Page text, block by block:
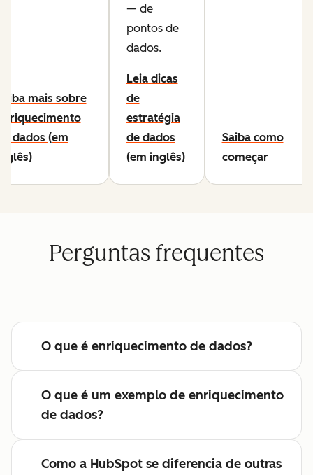
mais sobre
dados (em
— de
pontos de
dados.
Leia dicas
de
estratégia
de dados
(em inglês)
Saiba como
começar
Perguntas frequentes
O que é enriquecimento de dados?
O que é um exemplo de enriquecimento
de dados?
Como a HubSpot se diferencia de outras